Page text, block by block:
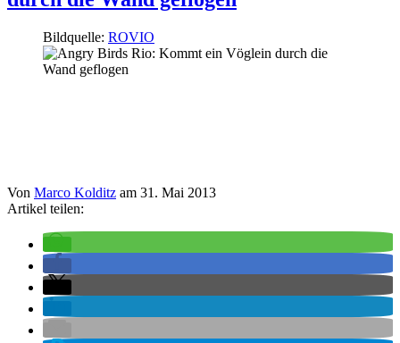
Bildquelle: ROVIO
Von Marco Kolditz am 31. Mai 2013
Artikel teilen: